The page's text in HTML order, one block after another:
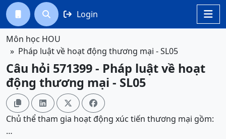

  Login
Môn học HOU
Pháp luật về hoạt động thương mại - SL05
Câu hỏi 571399 - Pháp luật về hoạt
động thương mại - SL05
   
Chủ thể tham gia hoạt động xúc tiến thương mại gồm:
…